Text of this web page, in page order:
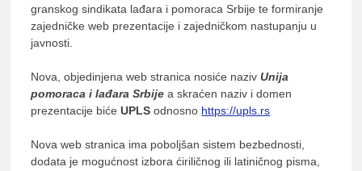
granskog sindikata lađara i pomoraca Srbije te formiranje
zajedničke web prezentacije i zajedničkom nastupanju u
javnosti.
Nova, objedinjena web stranica nosiće nazivUnija
pomoraca i lađara Srbijea skraćen naziv i domen
prezentacije bićeUPLSodnosno https://upls.rs
Nova web stranica ima poboljšan sistem bezbednosti,
dodata je mogućnost izbora ćiriličnog ili latiničnog pisma,